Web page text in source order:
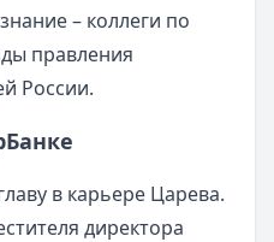
– коллеги по
правления
России.
в карьере Царева.
директора